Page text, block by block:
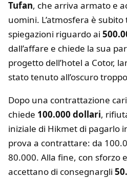
Tufan, che arriva armato e
uomini. L’atmosfera è
spiegazioni riguardo ai
dall’affare e chiede la sua
progetto dell’hotel a Cotor,
stato tenuto all’oscuro
Dopo una contrattazione
chiede 100.000 dollari,
iniziale di Hikmet di pagarlo
prova a contrattare: da
80.000. Alla fine, con sforzo
accettano di consegnargli